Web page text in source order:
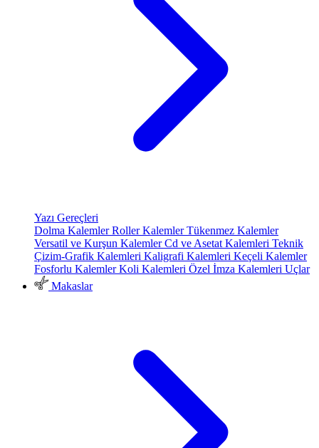
Yazı Gereçleri
Dolma KalemlerRoller KalemlerTükenmez Kalemler
Versatil ve Kurşun KalemlerCd ve Asetat Kalemleri Teknik
Çizim-Grafik Kalemleri Kaligrafi Kalemleri Keçeli Kalemler
Fosforlu KalemlerKoli Kalemleri Özel İmza Kalemleri Uçlar
Makaslar